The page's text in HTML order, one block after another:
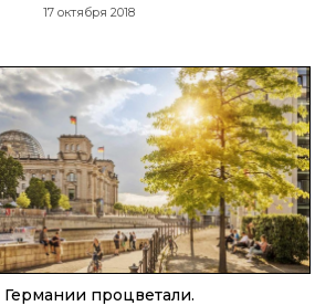
17 октября 2018
процветали.